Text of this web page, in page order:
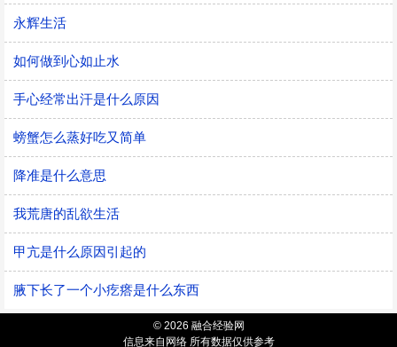
永辉生活
如何做到心如止水
手心经常出汗是什么原因
螃蟹怎么蒸好吃又简单
降准是什么意思
我荒唐的乱欲生活
甲亢是什么原因引起的
腋下长了一个小疙瘩是什么东西
© 2026 融合经验网
信息来自网络 所有数据仅供参考